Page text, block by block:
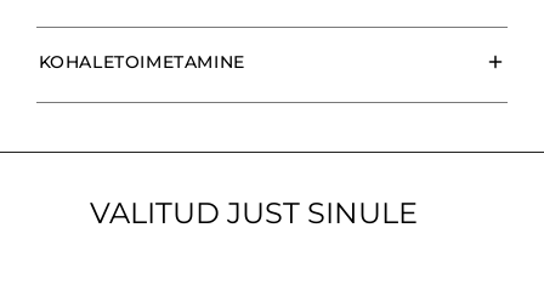
KOHALETOIMETAMINE
VALITUD JUST SINULE